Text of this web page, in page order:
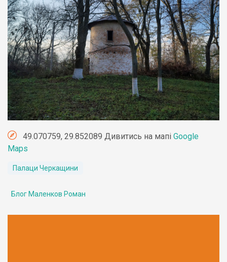
49.070759, 29.852089 Дивитись на мапі Google
Maps
Палаци Черкащини
Блог Маленков Роман